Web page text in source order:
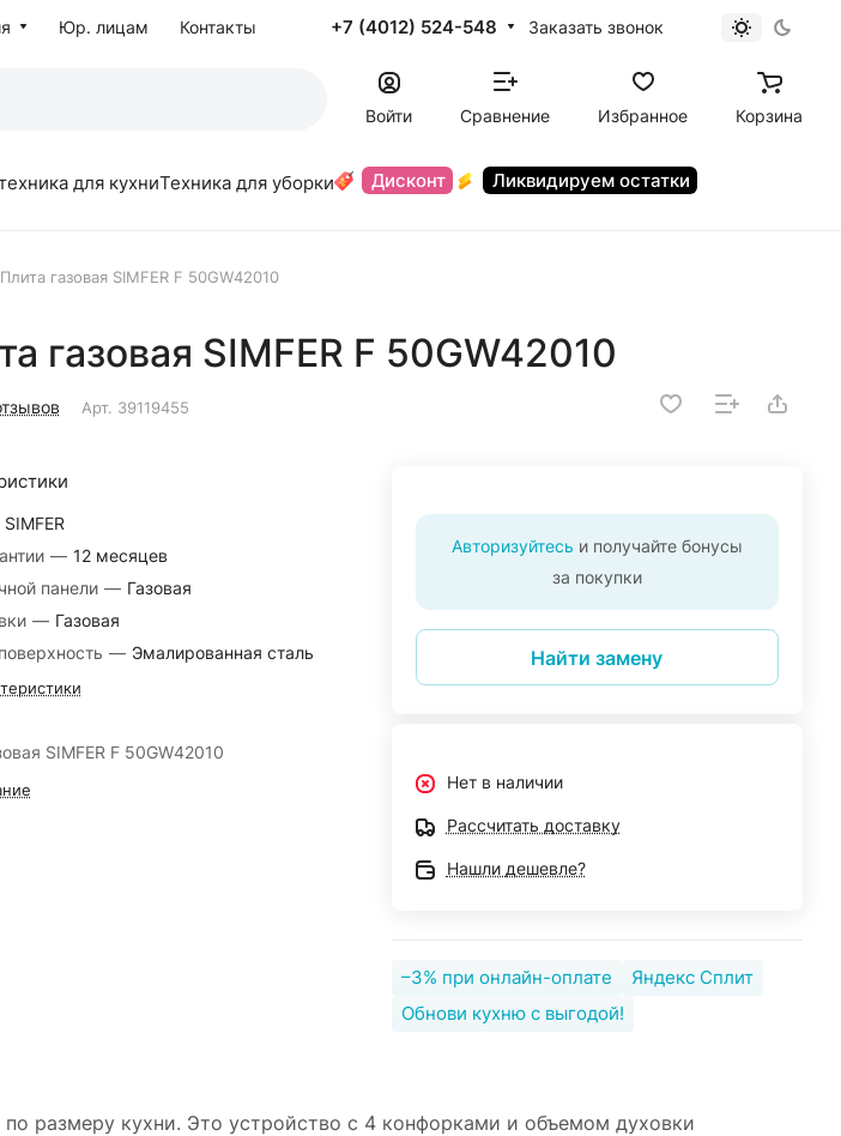
Юр. лицам Контакты +7 (4012) 524-548 Заказать звонок
Войти Сравнение Избранное Корзина
для кухниТехника для уборки Дисконт Ликвидируем остатки
Плита газовая SIMFER F 50GW42010
газовая SIMFER F 50GW42010
Арт. 39119455
SIMFER
— 12 месяцев
панели — Газовая
— Газовая
— Эмалированная сталь
SIMFER F 50GW42010
Авторизуйтесь и получайте бонусы
за покупки
Найти замену
Нет в наличии
Рассчитать доставку
Нашли дешевле?
–3% при онлайн-оплате
Яндекс Сплит
Обнови кухню с выгодой!
размеру кухни. Это устройство с 4 конфорками и объемом духовки